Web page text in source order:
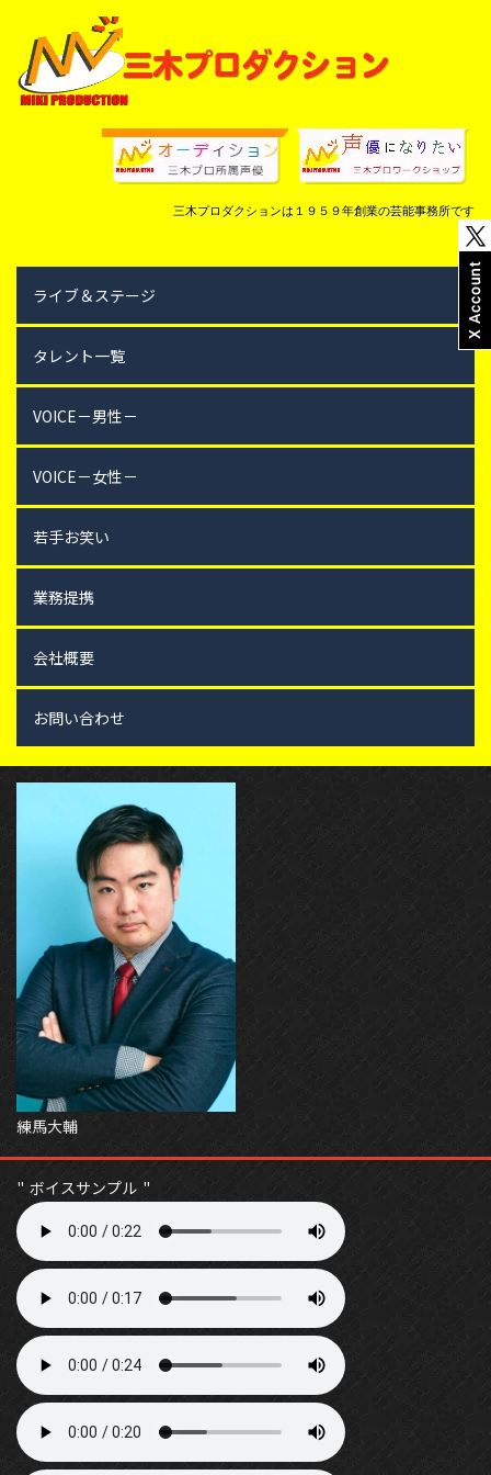
三木プロダクションは１９５９年創業の芸能事務所です
ライブ＆ステージ
タレント一覧
VOICE－男性－
VOICE－女性－
若手お笑い
業務提携
会社概要
お問い合わせ
練馬大輔
ボイスサンプル